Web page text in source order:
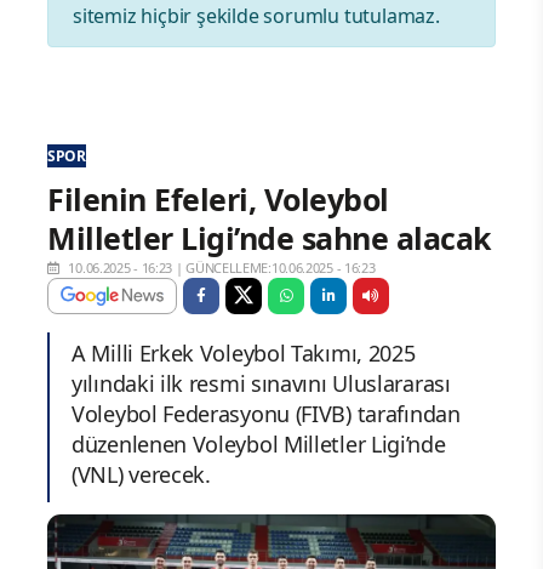
sitemiz hiçbir şekilde sorumlu tutulamaz.
SPOR
Filenin Efeleri, Voleybol
Milletler Ligi’nde sahne alacak
10.06.2025 - 16:23 |GÜNCELLEME:10.06.2025 - 16:23
A Milli Erkek Voleybol Takımı, 2025
yılındaki ilk resmi sınavını Uluslararası
Voleybol Federasyonu (FIVB) tarafından
düzenlenen Voleybol Milletler Ligi’nde
(VNL) verecek.